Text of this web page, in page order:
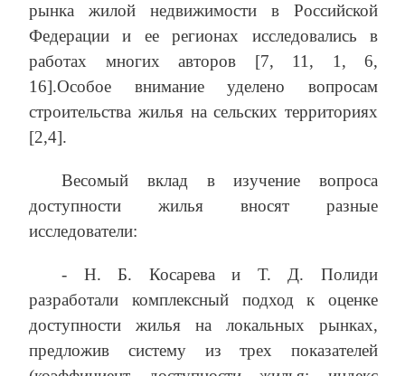
рынка жилой недвижимости в Российской
Федерации и ее регионах исследовались в
работах многих авторов [7, 11, 1, 6,
16].Особое внимание уделено вопросам
строительства жилья на сельских территориях
[2,4].
Весомый вклад в изучение вопроса
доступности жилья вносят разные
исследователи:
- Н. Б. Косарева и Т. Д. Полиди
разработали комплексный подход к оценке
доступности жилья на локальных рынках,
предложив систему из трех показателей